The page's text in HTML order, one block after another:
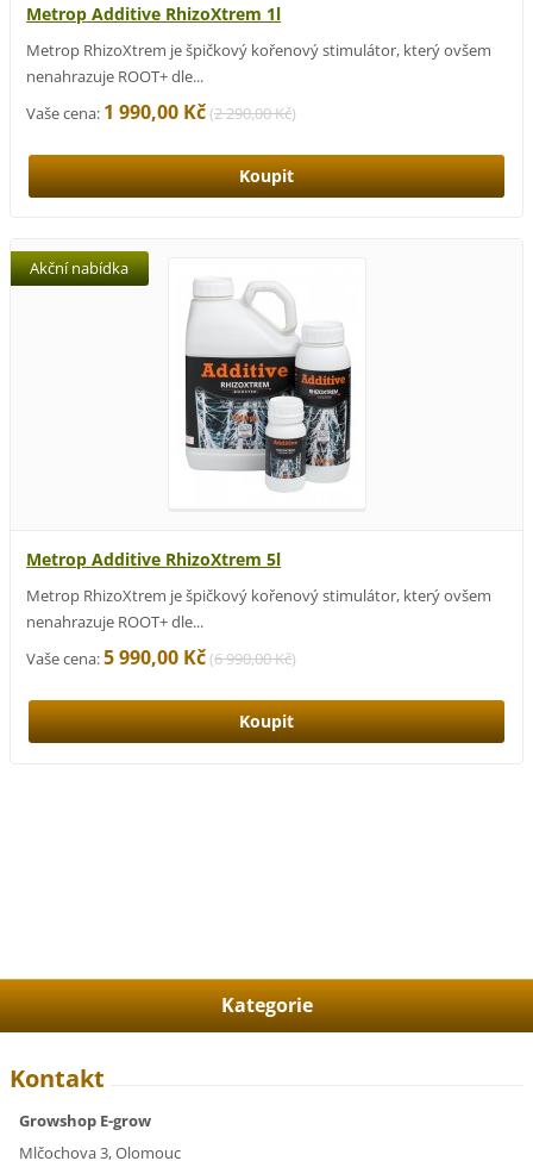
Metrop Additive RhizoXtrem 1l
Metrop RhizoXtrem je špičkový kořenový stimulátor, který ovšem
nenahrazuje ROOT+ dle...
Vaše cena: 1 990,00 Kč(2 290,00 Kč)
Metrop Additive RhizoXtrem 5l
Akční nabídka
Metrop RhizoXtrem je špičkový kořenový stimulátor, který ovšem
nenahrazuje ROOT+ dle...
Vaše cena:5 990,00 Kč(6 990,00 Kč)
Kategorie
Kontakt
Growshop E-grow
Mlčochova 3, Olomouc